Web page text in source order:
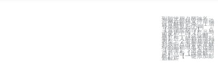
如您使用万网域名，
万网云邮箱支持自动
设置解析记录。 1.请
登录阿里云/万网
【管理控制台】，点
击使用中的【产品与
服务】—【企业邮
箱】进入邮箱管理列
表页。 2.在邮箱管理
列表中点击要设置解
析的邮箱域名右边的
【管理】，进入详细
页后点击【设置解
析】—【一键添加邮
箱解析